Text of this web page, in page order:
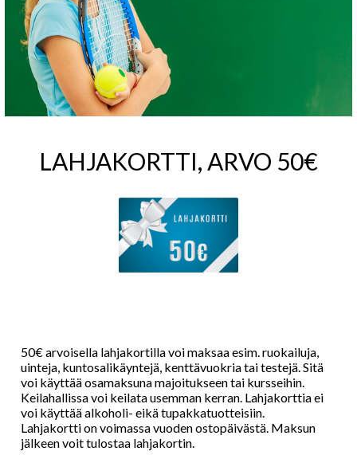
LAHJAKORTTI, ARVO 50€
50€ arvoisella lahjakortilla voi maksaa esim. ruokailuja,
uinteja, kuntosalikäyntejä, kenttävuokria tai testejä. Sitä
voi käyttää osamaksuna majoitukseen tai kursseihin.
Keilahallissa voi keilata usemman kerran. Lahjakorttia ei
voi käyttää alkoholi- eikä tupakkatuotteisiin.
Lahjakortti on voimassa vuoden ostopäivästä. Maksun
jälkeen voit tulostaa lahjakortin.